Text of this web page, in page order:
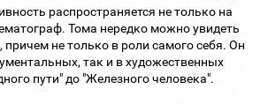
распространяется не только на
Тома нередко можно увидеть
не только в роли самого себя. Он
так и в художественных
пути" до "Железного человека".